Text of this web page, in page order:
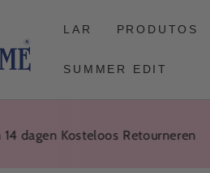
LAR PRODUTOS
SUMMER EDIT
Kosteloos Retourneren